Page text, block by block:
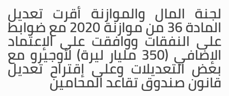
لجنة المال والموازنة أقرت تعديل
المادة 36 من موازنة 2020 مع ضوابط
على النفقات ووافقت على الإعتماد
الإضافي (350 مليار ليرة) لأوجيرو مع
بعض التعديلات وعلى إقتراح تعديل
قانون صندوق تقاعد المحامين